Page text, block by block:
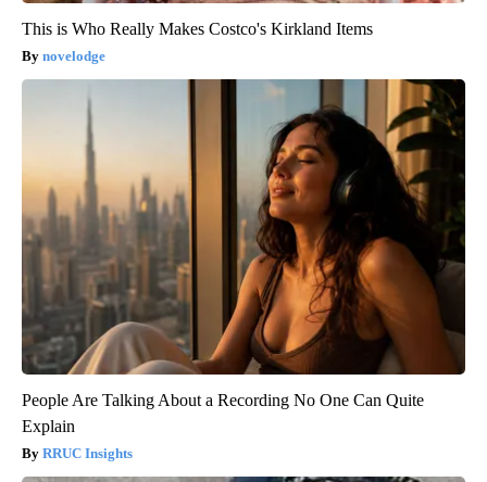
This is Who Really Makes Costco's Kirkland Items
novelodge
People Are Talking About a Recording No One Can Quite
Explain
RRUC Insights